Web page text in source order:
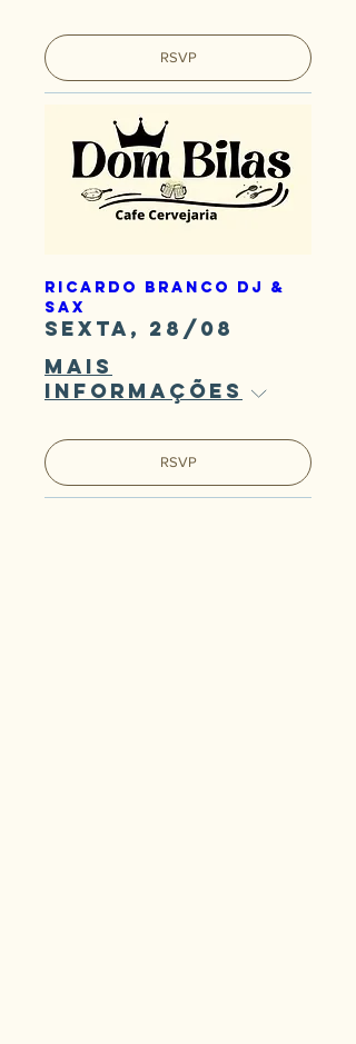
RSVP
Ricardo Branco DJ &
Sax
sexta, 28/08
Mais
informações
RSVP